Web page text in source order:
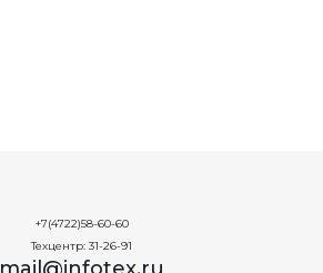
+7(4722)58-60-60
Техцентр: 31-26-91